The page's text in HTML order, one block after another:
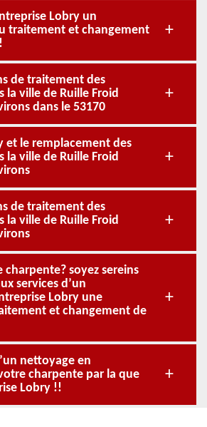
Lobry un
traitement et changement
de traitement des
la ville de Ruille Froid
dans le 53170
et le remplacement des
la ville de Ruille Froid
de traitement des
la ville de Ruille Froid
charpente? soyez sereins
services d’un
Lobry une
et changement de
nettoyage en
charpente par la que
Lobry !!